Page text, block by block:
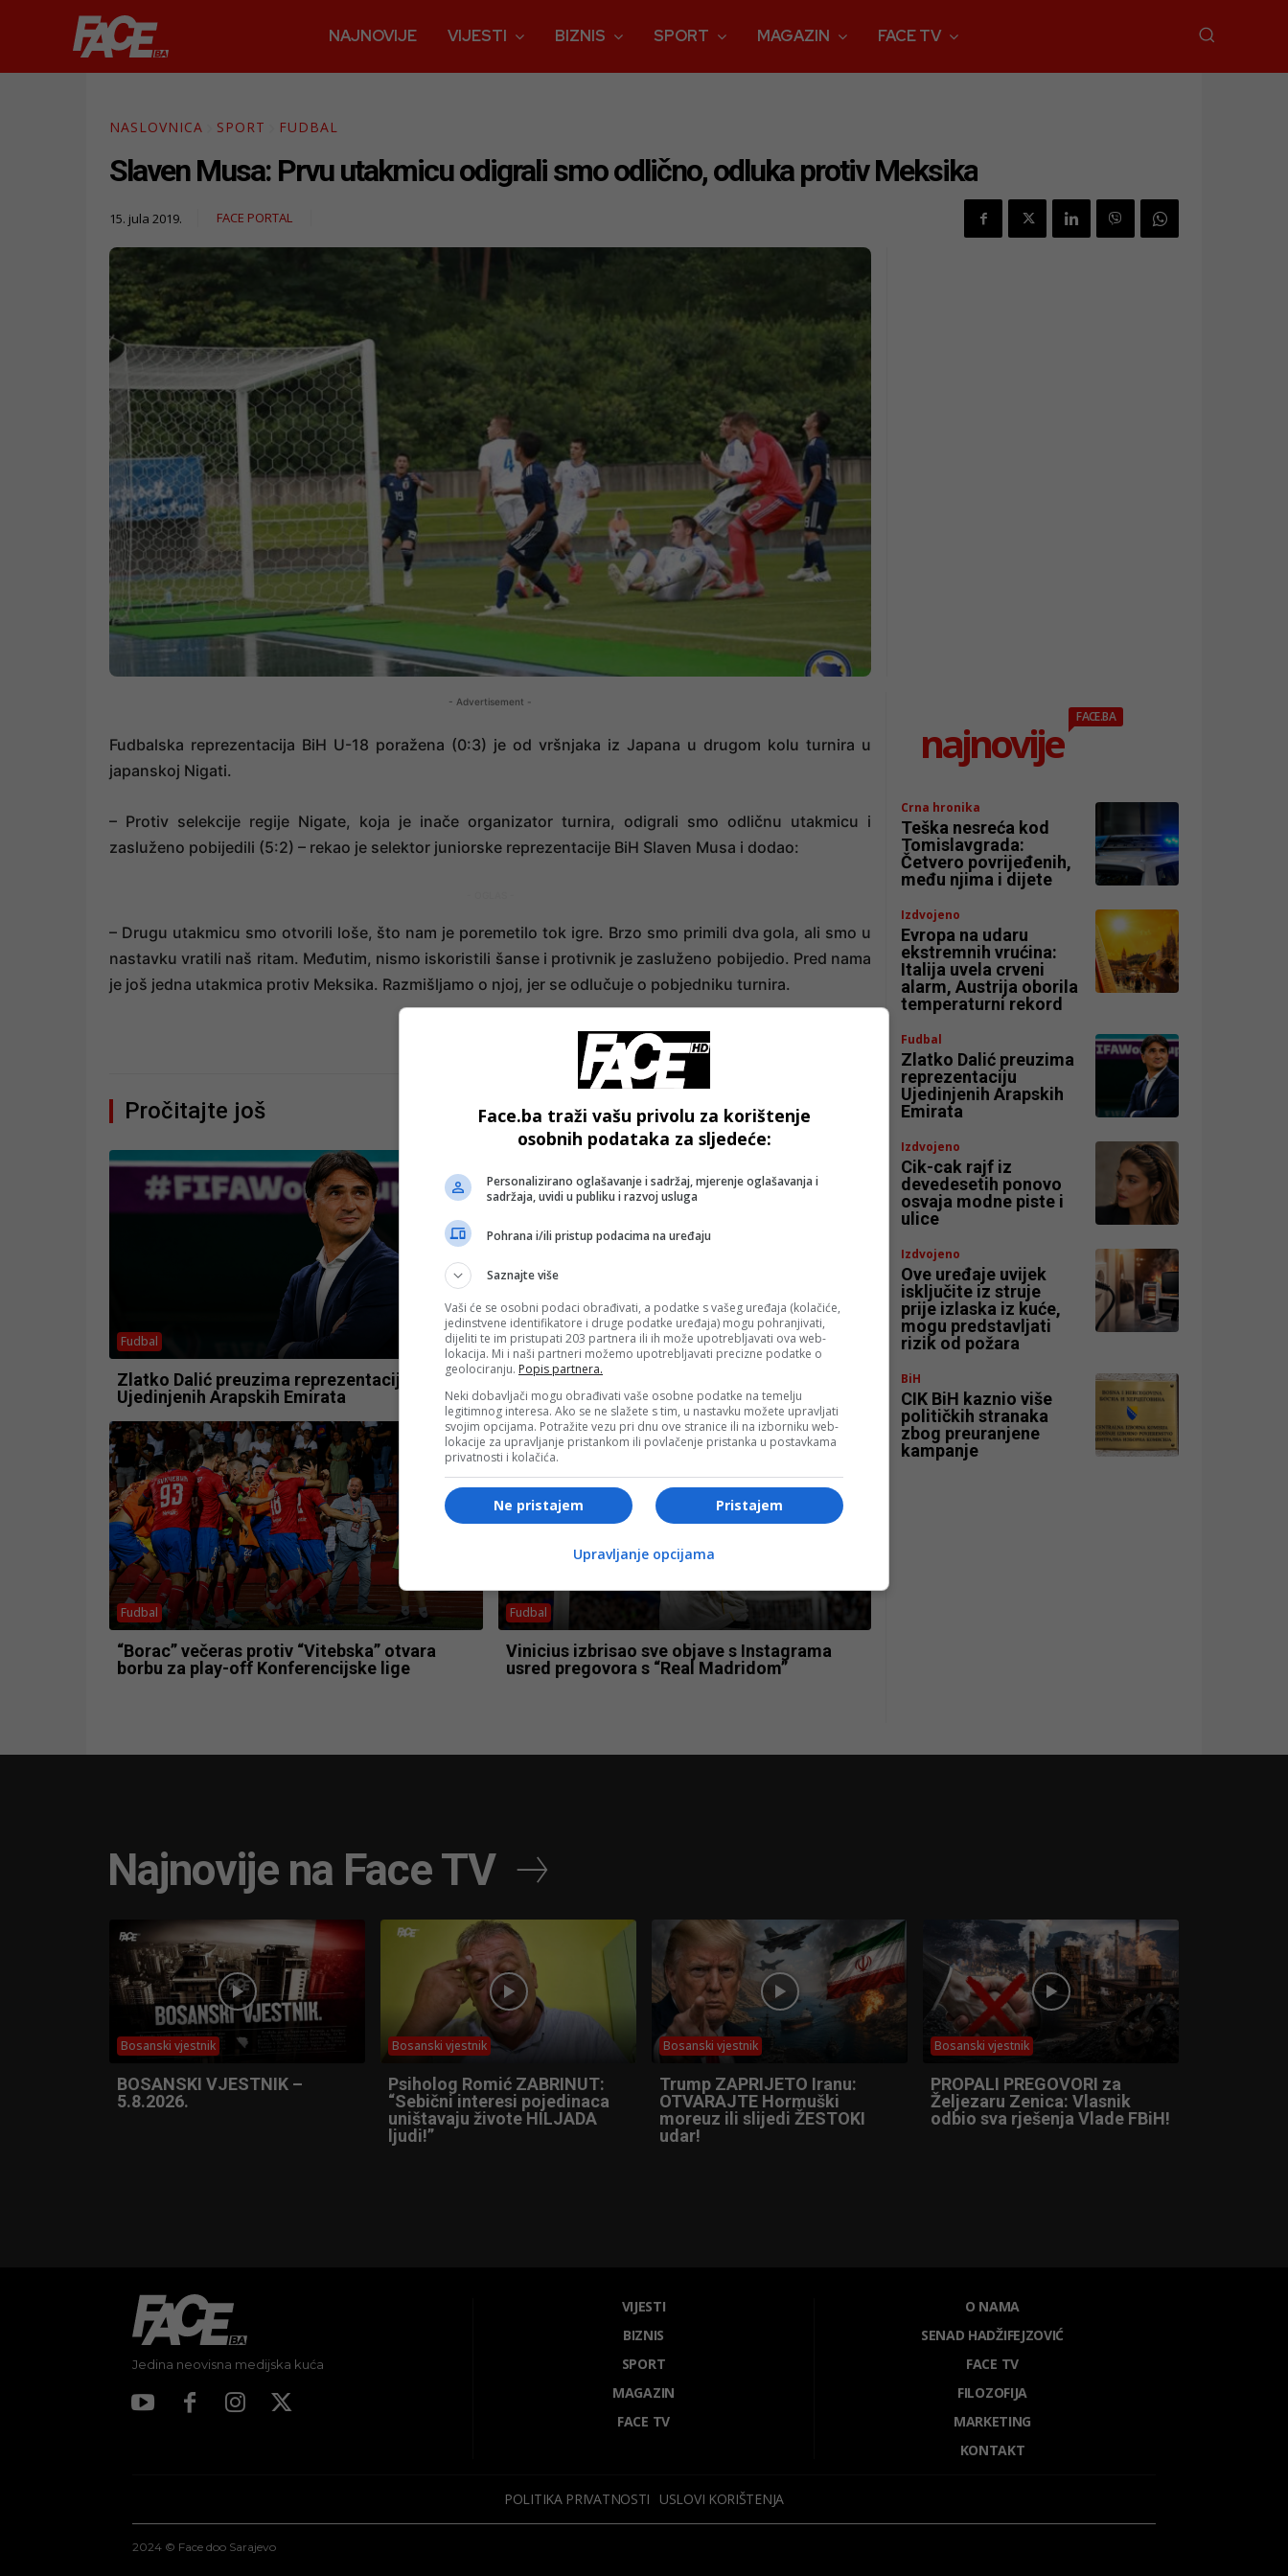
NAJNOVIJE VIJESTI BIZNIS SPORT MAGAZIN FACE TV
NASLOVNICA SPORT FUDBAL
Slaven Musa: Prvu utakmicu odigrali smo odlično, odluka protiv Meksika
15. jula 2019. FACE PORTAL
- Advertisement -
Fudbalska reprezentacija BiH U-18 poražena (0:3) je od vršnjaka iz Japana u drugom kolu turnira u
japanskoj Nigati.
– Protiv selekcije regije Nigate, koja je inače organizator turnira, odigrali smo odličnu utakmicu i
zasluženo pobijedili (5:2) – rekao je selektor juniorske reprezentacije BiH Slaven Musa i dodao:
– Drugu utakmicu smo otvorili loše, što nam je poremetilo tok igre. Brzo smo primili dva gola, ali smo u
nastavku vratili naš ritam. Međutim, nismo iskoristili šanse i protivnik je zasluženo pobijedio. Pred nama
je još jedna utakmica protiv Meksika. Razmišljamo o njoj, jer se odlučuje o pobjedniku turnira.
Pročitajte još
Fudbal
Zlatko Dalić preuzima reprezentaciju
Ujedinjenih Arapskih Emirata
Fudbal
“Sarajevo” protiv “Radnika” ipak neće igrati
na Koševu, poznat novi domaćin utakmice
Fudbal
“Borac” večeras protiv “Vitebska” otvara
borbu za play-off Konferencijske lige
Fudbal
Vinicius izbrisao sve objave s Instagrama
usred pregovora s “Real Madridom”
najnovije
FACE.BA
Crna hronika
Teška nesreća kod
Tomislavgrada:
Četvero povrijeđenih,
među njima i dijete
Izdvojeno
Evropa na udaru
ekstremnih vrućina:
Italija uvela crveni
alarm, Austrija oborila
temperaturni rekord
Fudbal
Zlatko Dalić preuzima
reprezentaciju
Ujedinjenih Arapskih
Emirata
Izdvojeno
Cik-cak rajf iz
devedesetih ponovo
osvaja modne piste i
ulice
Izdvojeno
Ove uređaje uvijek
isključite iz struje
prije izlaska iz kuće,
mogu predstavljati
rizik od požara
BiH
CIK BiH kaznio više
političkih stranaka
zbog preuranjene
kampanje
Najnovije na Face TV
Bosanski vjestnik
BOSANSKI VJESTNIK –
5.8.2026.
Bosanski vjestnik
Psiholog Romić ZABRINUT:
“Sebični interesi pojedinaca
uništavaju živote HILJADA
ljudi!”
Bosanski vjestnik
Trump ZAPRIJETO Iranu:
OTVARAJTE Hormuški
moreuz ili slijedi ŽESTOKI
udar!
Bosanski vjestnik
PROPALI PREGOVORI za
Željezaru Zenica: Vlasnik
odbio sva rješenja Vlade FBiH!
Jedina neovisna medijska kuća
VIJESTI
BIZNIS
SPORT
MAGAZIN
FACE TV
O NAMA
SENAD HADŽIFEJZOVIĆ
FACE TV
FILOZOFIJA
MARKETING
KONTAKT
POLITIKA PRIVATNOSTI USLOVI KORIŠTENJA
2024 © Face doo Sarajevo
Face.ba traži vašu privolu za korištenje
osobnih podataka za sljedeće:
Personalizirano oglašavanje i sadržaj, mjerenje oglašavanja i
sadržaja, uvidi u publiku i razvoj usluga
Pohrana i/ili pristup podacima na uređaju
Saznajte više
Vaši će se osobni podaci obrađivati, a podatke s vašeg uređaja (kolačiće,
jedinstvene identifikatore i druge podatke uređaja) mogu pohranjivati,
dijeliti te im pristupati 203 partnera ili ih može upotrebljavati ova web-
lokacija. Mi i naši partneri možemo upotrebljavati precizne podatke o
geolociranju. Popis partnera.
Neki dobavljači mogu obrađivati vaše osobne podatke na temelju
legitimnog interesa. Ako se ne slažete s tim, u nastavku možete upravljati
svojim opcijama. Potražite vezu pri dnu ove stranice ili na izborniku web-
lokacije za upravljanje pristankom ili povlačenje pristanka u postavkama
privatnosti i kolačića.
Pristajem
Ne pristajem
Upravljanje opcijama